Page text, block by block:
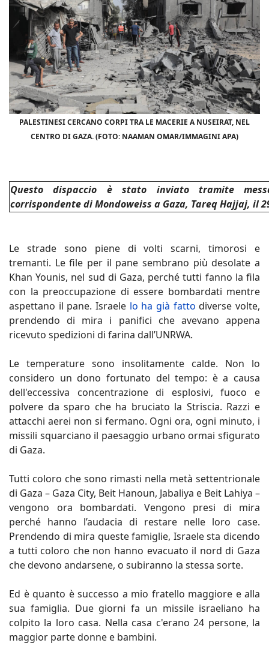
PALESTINESI CERCANO CORPI TRA LE MACERIE A NUSEIRAT, NEL
CENTRO DI GAZA. (FOTO: NAAMAN OMAR/IMMAGINI APA)
Questo dispaccio è stato inviato tramite
corrispondente di Mondoweiss a Gaza, Tareq Hajjaj, il
Le strade sono piene di volti scarni, timorosi e
tremanti. Le file per il pane sembrano più desolate a
Khan Younis, nel sud di Gaza, perché tutti fanno la fila
con la preoccupazione di essere bombardati mentre
aspettano il pane. Israele lo ha già fatto diverse volte,
prendendo di mira i panifici che avevano appena
ricevuto spedizioni di farina dall’UNRWA.
Le temperature sono insolitamente calde. Non lo
considero un dono fortunato del tempo: è a causa
dell'eccessiva concentrazione di esplosivi, fuoco e
polvere da sparo che ha bruciato la Striscia. Razzi e
attacchi aerei non si fermano. Ogni ora, ogni minuto, i
missili squarciano il paesaggio urbano ormai sfigurato
di Gaza.
Tutti coloro che sono rimasti nella metà settentrionale
di Gaza – Gaza City, Beit Hanoun, Jabaliya e Beit Lahiya –
vengono ora bombardati. Vengono presi di mira
perché hanno l’audacia di restare nelle loro case.
Prendendo di mira queste famiglie, Israele sta dicendo
a tutti coloro che non hanno evacuato il nord di Gaza
che devono andarsene, o subiranno la stessa sorte.
Ed è quanto è successo a mio fratello maggiore e alla
sua famiglia. Due giorni fa un missile israeliano ha
colpito la loro casa. Nella casa c'erano 24 persone, la
maggior parte donne e bambini.